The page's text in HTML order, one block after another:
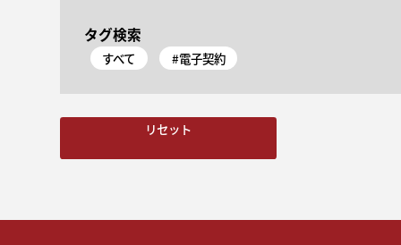
タグ検索
すべて #電子契約
リセット